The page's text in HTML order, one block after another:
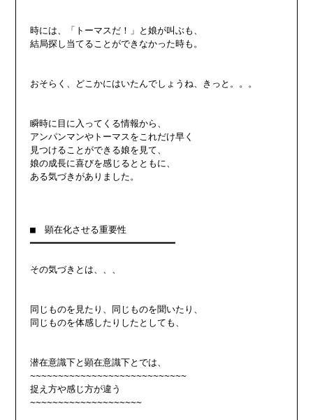
時には、「トーマスだ！」と娘が叫ぶも、
結局探し当てることができなかった時も。
おそらく、どこかにはいたんでしょうね、きっと。。。
瞬時に目に入ってくる情報から、
アンパンマンやトーマスをこれだけ早く
見つけることができる娘を見て、
娘の成長に喜びを感じるとともに、
ある気づきがありました。
■　顕在化させる重要性
━━━━━━━━━━━━━━━━━━━━━━━━━━
その気づきとは、、、
同じものを見たり、同じものを聞いたり、
同じものを体感したりしたとしても、
潜在意識下と顕在意識下とでは、
~~~~~~~~~~~~~~~~~~~~~~~~~~~~
捉え方や感じ方が違う
~~~~~~~~~~~~~~~~~~~~